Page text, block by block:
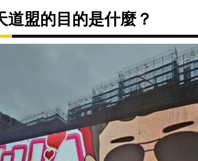
道盟的目的是什麼？